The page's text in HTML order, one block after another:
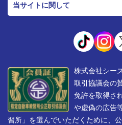
当サイトに関して
株式会社シー
取引協議会の
免許を取得さ
や虚偽の広告
習所」を選んでいただくために、